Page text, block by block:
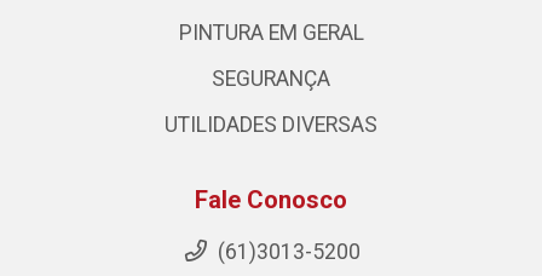
PINTURA EM GERAL
SEGURANÇA
UTILIDADES DIVERSAS
Fale Conosco
(61)3013-5200